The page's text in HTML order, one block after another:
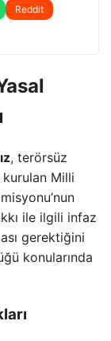
Reddit
, terörsüz
Milli
ile ilgili infaz
gerektiğini
konularında